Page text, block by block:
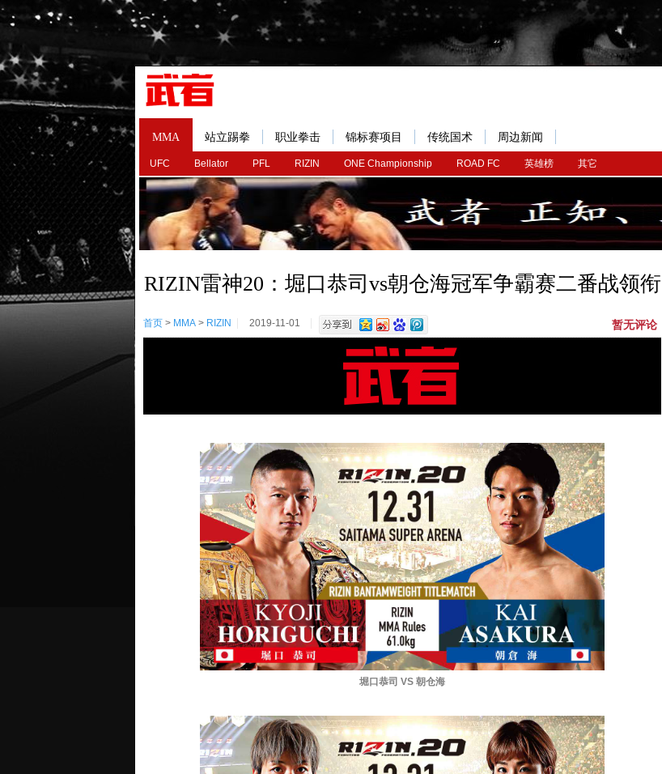
MMA
UFC Bellator PFL RIZIN ONE Championship ROAD FC 英雄榜 其它
站立踢拳 职业拳击 锦标赛项目 传统国术 周边新闻
RIZIN雷神20：堀口恭司vs朝仓海冠军争霸赛二番战领衔
首页 > MMA > RIZIN 2019-11-01 暂无评论
堀口恭司 VS 朝仓海